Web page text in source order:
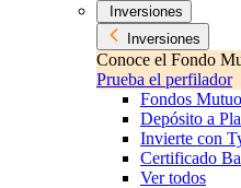
Inversiones
Inversiones
Conoce el Fondo
Prueba el perfilador
Fondos
Depósito a
Invierte con
Certificado
Ver todos